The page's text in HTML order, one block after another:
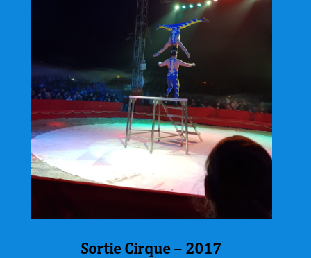
Sortie Cirque – 2017